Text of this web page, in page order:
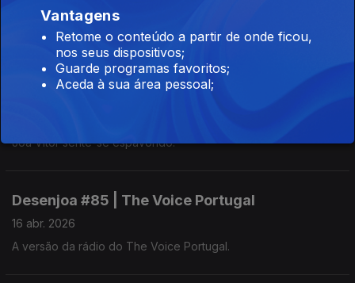
23 abr. 2026
Joa Vitor sente-se um cromo.
Desenjoa #86 | Terapia de exposição
Joa Vitor sente-se espavorido.
Desenjoa #85 | The Voice Portugal
16 abr. 2026
A versão da rádio do The Voice Portugal.
Vantagens
Retome o conteúdo a partir de onde ficou,
nos seus dispositivos;
Guarde programas favoritos;
Aceda à sua área pessoal;